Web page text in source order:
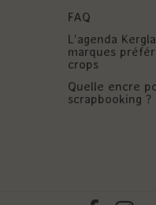
FAQ
L'agenda
marques
crops
Quelle encre
scrapbooking ?